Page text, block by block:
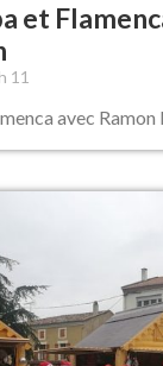
et
11
avec